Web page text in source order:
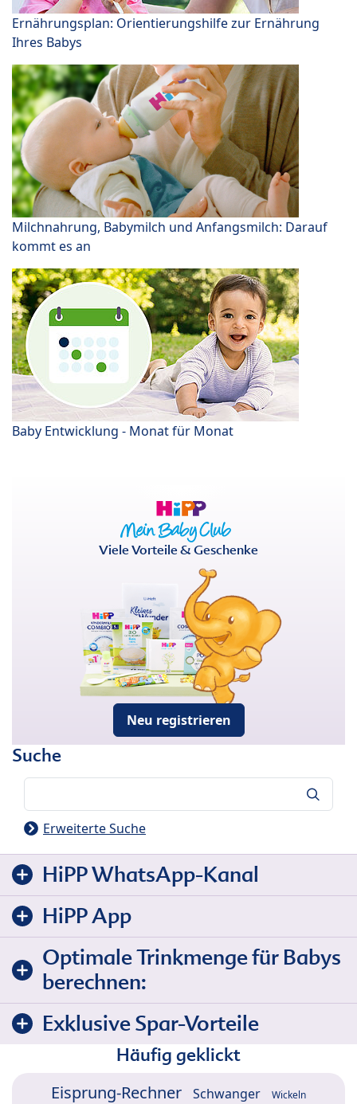
Ernährungsplan: Orientierungshilfe zur Ernährung
Ihres Babys
Milchnahrung, Babymilch und Anfangsmilch: Darauf
kommt es an
Baby Entwicklung - Monat für Monat
Viele Vorteile & Geschenke
Neu registrieren
Suche
Erweiterte Suche
HiPP WhatsApp-Kanal
HiPP App
Optimale Trinkmenge für Babys
berechnen:
Exklusive Spar-Vorteile
Häufig geklickt
Eisprung-Rechner Schwanger Wickeln